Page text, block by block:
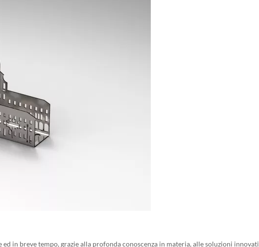
in breve tempo, grazie alla profonda conoscenza in materia, alle soluzioni